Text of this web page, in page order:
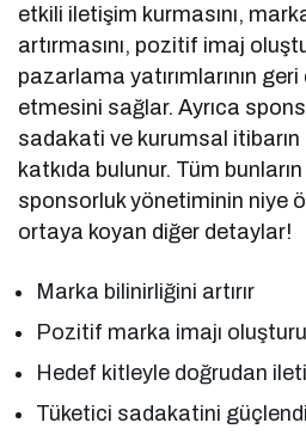
etkili iletişim kurmasını,
artırmasını, pozitif imaj
pazarlama yatırımlarının
etmesini sağlar. Ayrıca
sadakati ve kurumsal
katkıda bulunur. Tüm
sponsorluk yönetiminin niye
ortaya koyan diğer detaylar!
Marka bilinirliğini artırır
Pozitif marka imajı
Hedef kitleyle doğrudan
Tüketici sadakatini